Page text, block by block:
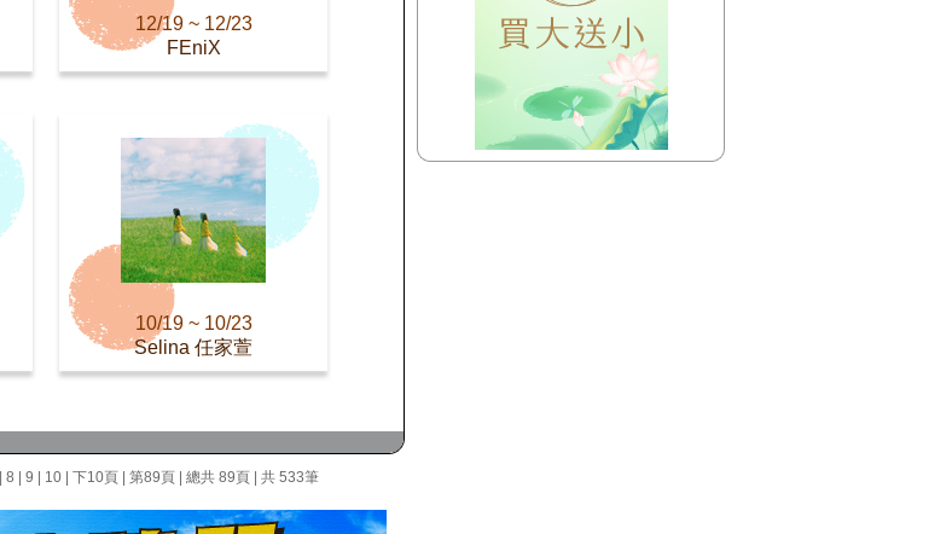
12/19 ~ 12/23
FEniX
10/19 ~ 10/23
Selina 任家萱
8 9 10| 下10頁| 第89頁| 總共 89頁 | 共 533筆